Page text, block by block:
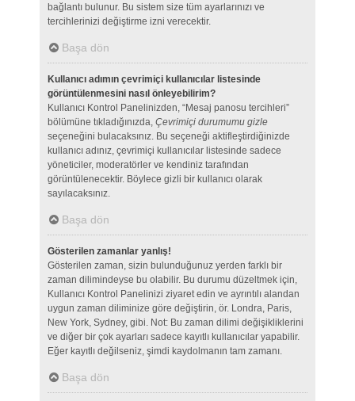
bağlantı bulunur. Bu sistem size tüm ayarlarınızı ve
tercihlerinizi değiştirme izni verecektir.
Başa dön
Kullanıcı adımın çevrimiçi kullanıcılar listesinde
görüntülenmesini nasıl önleyebilirim?
Kullanıcı Kontrol Panelinizden, “Mesaj panosu tercihleri”
bölümüne tıkladığınızda, Çevrimiçi durumumu gizle
seçeneğini bulacaksınız. Bu seçeneği aktifleştirdiğinizde
kullanıcı adınız, çevrimiçi kullanıcılar listesinde sadece
yöneticiler, moderatörler ve kendiniz tarafından
görüntülenecektir. Böylece gizli bir kullanıcı olarak
sayılacaksınız.
Başa dön
Gösterilen zamanlar yanlış!
Gösterilen zaman, sizin bulunduğunuz yerden farklı bir
zaman dilimindeyse bu olabilir. Bu durumu düzeltmek için,
Kullanıcı Kontrol Panelinizi ziyaret edin ve ayrıntılı alandan
uygun zaman diliminize göre değiştirin, ör. Londra, Paris,
New York, Sydney, gibi. Not: Bu zaman dilimi değişikliklerini
ve diğer bir çok ayarları sadece kayıtlı kullanıcılar yapabilir.
Eğer kayıtlı değilseniz, şimdi kaydolmanın tam zamanı.
Başa dön